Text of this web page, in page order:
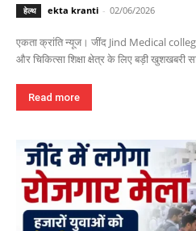
हेल्थ ekta kranti - 02/06/2026
एकता क्रांति न्यूज। जींद Jind Medical
और चिकित्सा शिक्षा क्षेत्र के लिए बड़ी खुशखबरी
Read more